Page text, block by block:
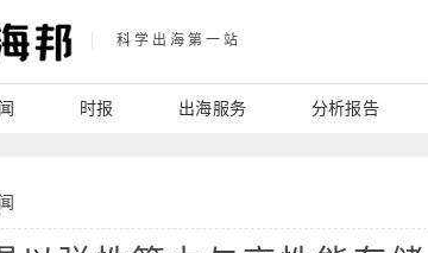
科学出海第一站
时报 出海服务 分析报告